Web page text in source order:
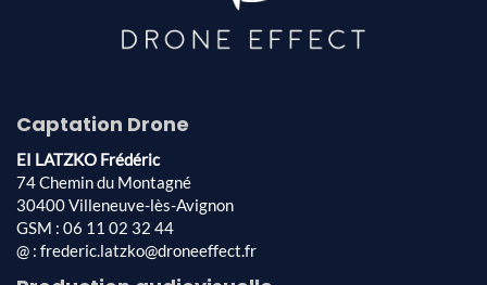
Captation Drone
EI LATZKO Frédéric
74 Chemin du Montagné
30400 Villeneuve-lès-Avignon
GSM : 06 11 02 32 44
@ : frederic.latzko@droneeffect.fr